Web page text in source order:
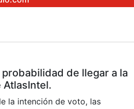
de llegar a la
AtlasIntel.
la intención de voto, las